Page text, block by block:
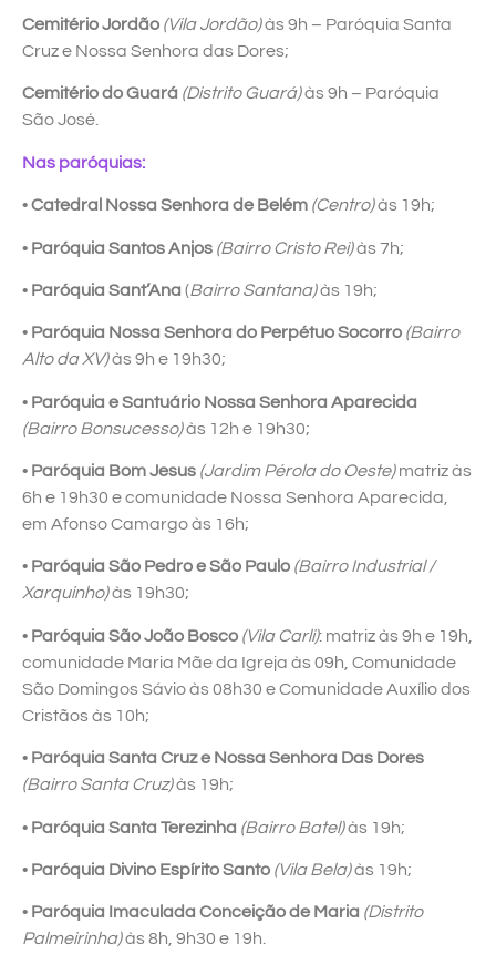
Cemitério Jordão (Vila Jordão)às 9h – Paróquia Santa
Cruz e Nossa Senhora das Dores;
Cemitério do Guará (Distrito Guará)às 9h – Paróquia
São José.
Nas paróquias:
•Catedral Nossa Senhora de Belém (Centro)às 19h;
• Paróquia Santos Anjos (Bairro Cristo Rei)às 7h;
• Paróquia Sant’Ana (Bairro Santana)às 19h;
• Paróquia Nossa Senhora do Perpétuo Socorro (Bairro
Alto da XV)às 9h e 19h30;
• Paróquia e Santuário Nossa Senhora Aparecida
(Bairro Bonsucesso)às 12h e 19h30;
• Paróquia Bom Jesus (Jardim Pérola do Oeste)matriz às
6h e 19h30 e comunidade Nossa Senhora Aparecida,
em Afonso Camargo às 16h;
• Paróquia São Pedro e São Paulo (Bairro Industrial /
Xarquinho)às 19h30;
• Paróquia São João Bosco (Vila Carli): matriz às 9h e 19h,
comunidade Maria Mãe da Igreja às 09h, Comunidade
São Domingos Sávio às 08h30 e Comunidade Auxílio dos
Cristãos às 10h;
• Paróquia Santa Cruz e Nossa Senhora Das Dores
(Bairro Santa Cruz)às 19h;
• Paróquia Santa Terezinha (Bairro Batel)às 19h;
• Paróquia Divino Espírito Santo (Vila Bela)às 19h;
• Paróquia Imaculada Conceição de Maria (Distrito
Palmeirinha)às 8h, 9h30 e 19h.